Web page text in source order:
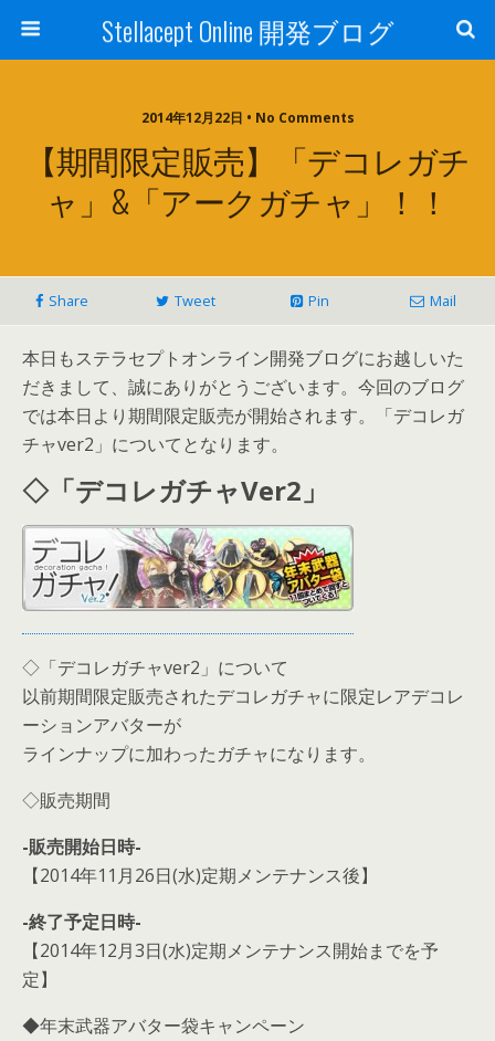
Stellacept Online 開発ブログ
2014年12月22日 • No Comments
【期間限定販売】「デコレガチ
ャ」&「アークガチャ」！！
Share Tweet Pin Mail
本日もステラセプトオンライン開発ブログにお越しいた
だきまして、誠にありがとうございます。今回のブログ
では本日より期間限定販売が開始されます。「デコレガ
チャver2」についてとなります。
◇「デコレガチャVer2」
◇「デコレガチャver2」について
以前期間限定販売されたデコレガチャに限定レアデコレ
ーションアバターが
ラインナップに加わったガチャになります。
◇販売期間
-販売開始日時-
【2014年11月26日(水)定期メンテナンス後】
-終了予定日時-
【2014年12月3日(水)定期メンテナンス開始までを予
定】
◆年末武器アバター袋キャンペーン